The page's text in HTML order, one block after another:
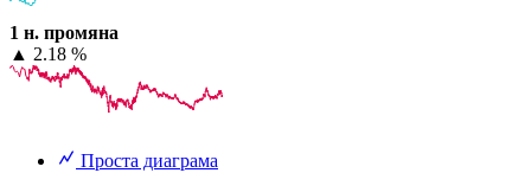
1 н. промяна
▲ 2.18 %
Проста диаграма